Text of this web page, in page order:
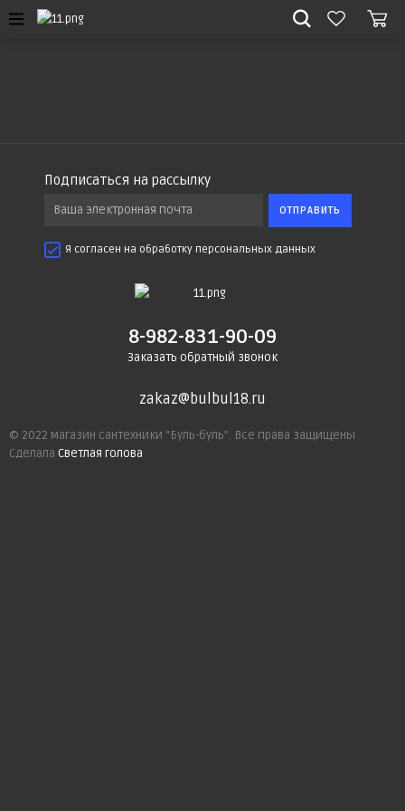
Подписаться на рассылку
Я согласен на обработку персональных данных
ОТПРАВИТЬ
8-982-831-90-09
Заказать обратный звонок
zakaz@bulbul18.ru
© 2022 магазин сантехники "Буль-буль". Все права защищены
Сделала Светлая голова